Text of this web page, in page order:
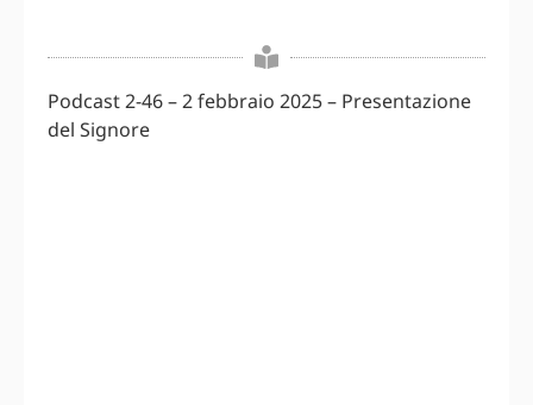
Podcast 2-46 – 2 febbraio 2025 – Presentazione
del Signore